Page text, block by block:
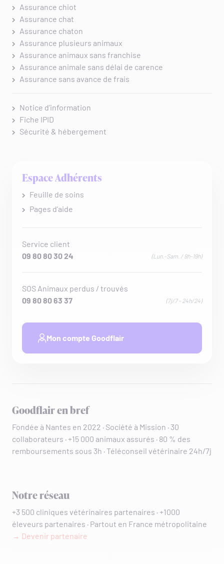
Assurance chiot
Assurance chat
Assurance chaton
Assurance plusieurs animaux
Assurance animaux sans franchise
Assurance animale sans délai de carence
Assurance sans avance de frais
Notice d’information
Fiche IPID
Sécurité & hébergement
Espace Adhérents
Feuille de soins
Pages d’aide
Service client
09 80 80 30 24
(Lun.-Sam. / 9h-19h)
SOS Animaux perdus / trouvés
09 80 80 63 37
(7j/7 - 24h/24)
Mon compte Goodflair
Goodflair en bref
Fondée à Nantes en 2022 · Société à Mission · 30
collaborateurs · +15 000 animaux assurés · 80 % des
remboursements sous 3h · Téléconseil vétérinaire 24h/7j
Notre réseau
+3 500 cliniques vétérinaires partenaires · +1000
éleveurs partenaires · Partout en France métropolitaine
→ Devenir partenaire